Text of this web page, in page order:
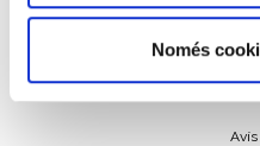
NomésPolítica